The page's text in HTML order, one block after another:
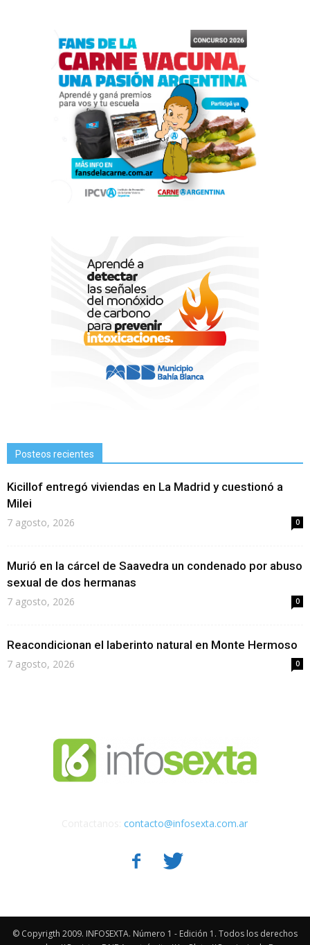
Posteos recientes
Kicillof entregó viviendas en La Madrid y cuestionó a
Milei
7 agosto, 2026 0
Murió en la cárcel de Saavedra un condenado por abuso
sexual de dos hermanas
7 agosto, 2026 0
Reacondicionan el laberinto natural en Monte Hermoso
7 agosto, 2026 0
contacto@infosexta.com.ar
© Copyrigth 2009. INFOSEXTA. Número 1 - Edición 1. Todos los derechos